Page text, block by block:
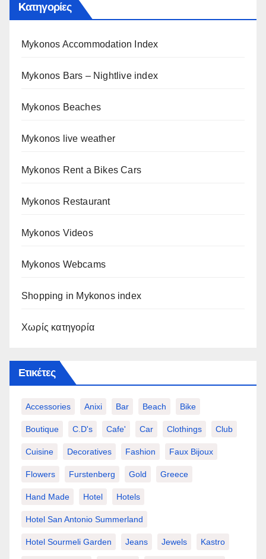
Kατηγορίες
Mykonos Accommodation Index
Mykonos Bars – Nightlive index
Mykonos Beaches
Mykonos live weather
Mykonos Rent a Bikes Cars
Mykonos Restaurant
Mykonos Videos
Mykonos Webcams
Shopping in Mykonos index
Χωρίς κατηγορία
Ετικέτες
Accessories Anixi Bar Beach Bike
Boutique C.d's Cafe' Car Clothings Club
Cuisine Decoratives Fashion Faux Bijoux
Flowers Furstenberg Gold Greece
Hand Made Hotel Hotels
Hotel San Antonio Summerland
Hotel Sourmeli Garden Jeans Jewels Kastro